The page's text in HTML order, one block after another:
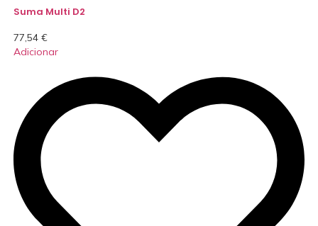
Suma Multi D2
77,54 €
Adicionar